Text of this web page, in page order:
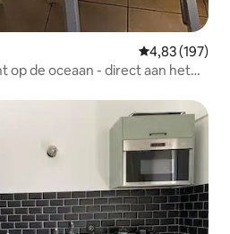
Gemiddelde
4,83 (197)
op de oceaan - direct aan het